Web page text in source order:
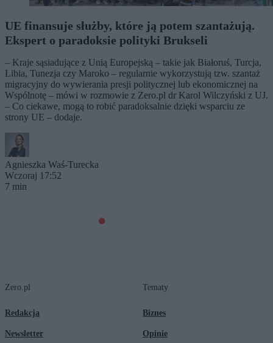
UE finansuje służby, które ją potem szantażują.
Ekspert o paradoksie polityki Brukseli
– Kraje sąsiadujące z Unią Europejską – takie jak Białoruś, Turcja,
Libia, Tunezja czy Maroko – regularnie wykorzystują tzw. szantaż
migracyjny do wywierania presji politycznej lub ekonomicznej na
Wspólnotę – mówi w rozmowie z Zero.pl dr Karol Wilczyński z UJ.
– Co ciekawe, mogą to robić paradoksalnie dzięki wsparciu ze
strony UE – dodaje.
Agnieszka Waś-Turecka
Wczoraj 17:52
7 min
Zero.pl
Redakcja
Newsletter
Tematy
Biznes
Opinie